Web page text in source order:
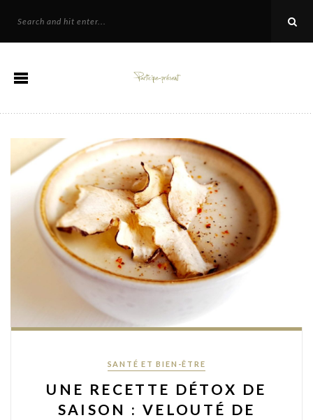
Categories
SANTÉ ET BIEN-ÊTRE
UNE RECETTE DÉTOX DE
SAISON : VELOUTÉ DE